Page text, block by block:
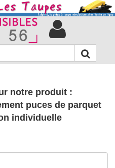
notre produit :
puces de parquet
individuelle